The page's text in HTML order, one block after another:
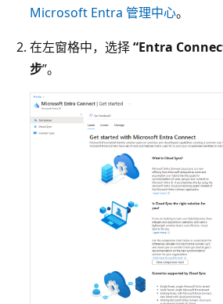
Microsoft Entra 管理中心。
在左窗格中，选择“Entra
步”。